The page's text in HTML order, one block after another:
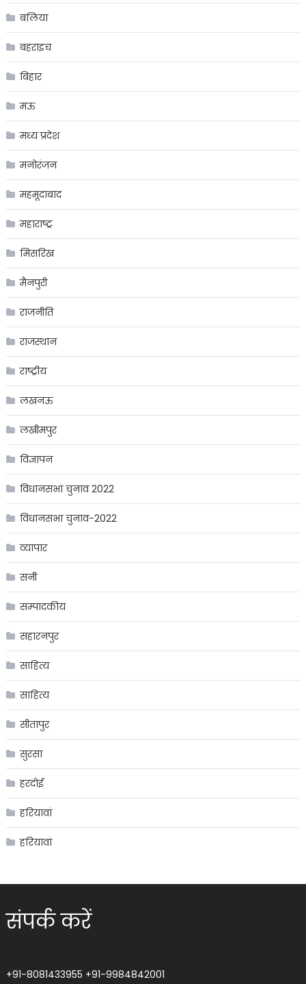
बलिया
बहराइच
बिहार
मऊ
मध्य प्रदेश
मनोरंजन
महमूदाबाद
महाराष्ट्र
मिसरिख
मैनपुरी
राजनीति
राजस्थान
राष्ट्रीय
लखनऊ
लखीमपुर
विज्ञापन
विधानसभा चुनाव 2022
विधानसभा चुनाव-2022
व्यापार
सनी
सम्पादकीय
सहारनपुर
साहित्य
साहित्य
सीतापुर
सुरसा
हरदोई
हरियावां
हरियावां
संपर्क करें
+91-8081433955 +91-9984842001